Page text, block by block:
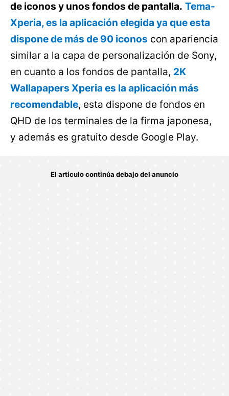
de iconos y unos fondos de pantalla. Tema-
Xperia, es la aplicación elegida ya que esta
dispone de más de 90 iconos con apariencia
similar a la capa de personalización de Sony,
en cuanto a los fondos de pantalla, 2K
Wallapapers Xperia es la aplicación más
recomendable, esta dispone de fondos en
QHD de los terminales de la firma japonesa,
y además es gratuito desde Google Play.